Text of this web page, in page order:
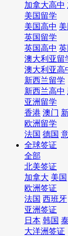
加拿大高中
美国留学
美国高中
英国留学
英国高中
澳大利亚留
澳大利亚高
新西兰留学
新西兰高中
亚洲留学
香港 澳门
欧洲留学
法国 德国
全球签证
全部
北美签证
加拿大 美国
欧洲签证
法国 西班牙
亚洲签证
日本 韩国
大洋洲签证